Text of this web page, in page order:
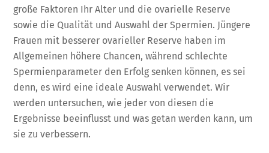
große Faktoren Ihr Alter und die ovarielle Reserve
sowie die Qualität und Auswahl der Spermien. Jüngere
Frauen mit besserer ovarieller Reserve haben im
Allgemeinen höhere Chancen, während schlechte
Spermienparameter den Erfolg senken können, es sei
denn, es wird eine ideale Auswahl verwendet. Wir
werden untersuchen, wie jeder von diesen die
Ergebnisse beeinflusst und was getan werden kann, um
sie zu verbessern.